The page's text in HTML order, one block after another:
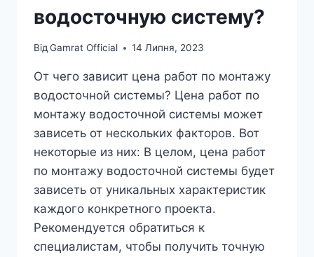
водосточную систему?
ВідGamrat Official 14 Липня, 2023
От чего зависит цена работ по монтажу
водосточной системы? Цена работ по
монтажу водосточной системы может
зависеть от нескольких факторов. Вот
некоторые из них: В целом, цена работ
по монтажу водосточной системы будет
зависеть от уникальных характеристик
каждого конкретного проекта.
Рекомендуется обратиться к
специалистам, чтобы получить точную